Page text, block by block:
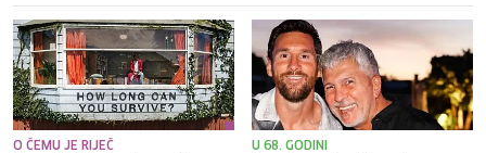
O ČEMU JE RIJEČ U 68. GODINI